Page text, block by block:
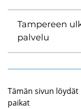
Tam­pe­reen
pal­ve­lu
Tämän sivun
pai­kat